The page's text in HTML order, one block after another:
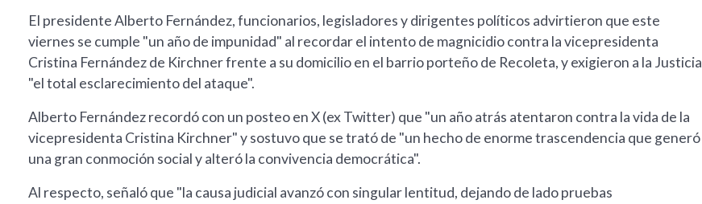
El presidente Alberto Fernández, funcionarios, legisladores y dirigentes políticos advirtieron que este
viernes se cumple "un año de impunidad" al recordar el intento de magnicidio contra la vicepresidenta
Cristina Fernández de Kirchner frente a su domicilio en el barrio porteño de Recoleta, y exigieron a la Justicia
"el total esclarecimiento del ataque".
Alberto Fernández recordó con un posteo en X (ex Twitter) que "un año atrás atentaron contra la vida de la
vicepresidenta Cristina Kirchner" y sostuvo que se trató de "un hecho de enorme trascendencia que generó
una gran conmoción social y alteró la convivencia democrática".
Al respecto, señaló que "la causa judicial avanzó con singular lentitud, dejando de lado pruebas